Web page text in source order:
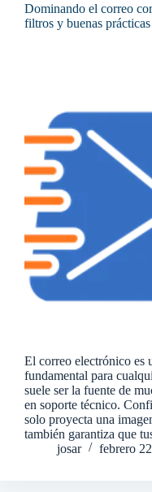
Dominando el correo
filtros y buenas prácticas
El correo electrónico es
fundamental para
suele ser la fuente de
en soporte técnico.
solo proyecta una
también garantiza que
josar
febrero